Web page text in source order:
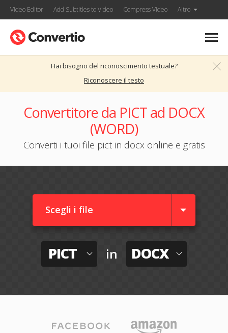
Video Editor Add Subtitles to Video Compress Video Altro
Hai bisogno del riconoscimento testuale?
Riconoscere il testo
Convertitore da PICT ad DOCX
(WORD)
Converti i tuoi file pict in docx online e gratis
Scegli i file
PICT in DOCX